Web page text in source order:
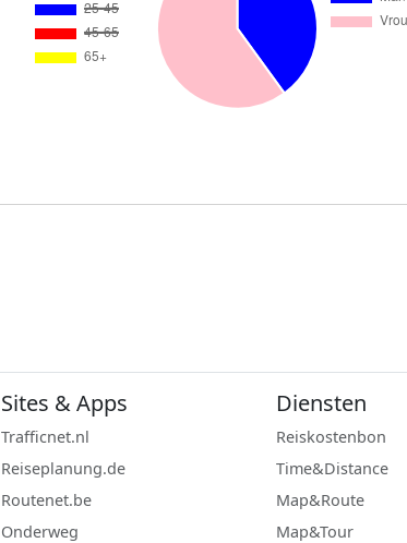
Sites & Apps
Trafficnet.nl
Reiseplanung.de
Routenet.be
Onderweg
Diensten
Reiskostenbon
Time&Distance
Map&Route
Map&Tour